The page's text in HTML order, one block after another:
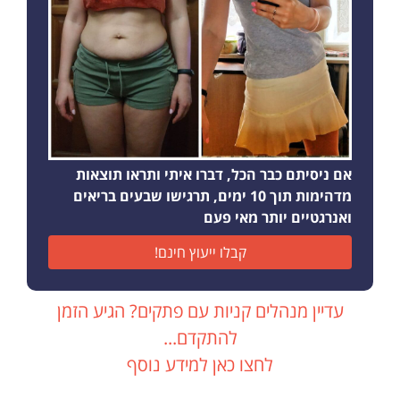
אם ניסיתם כבר הכל, דברו איתי ותראו תוצאות
מדהימות תוך 10 ימים, תרגישו שבעים בריאים
ואנרגטיים יותר מאי פעם
קבלו ייעוץ חינם!
עדיין מנהלים קניות עם פתקים? הגיע הזמן
להתקדם...
לחצו כאן למידע נוסף